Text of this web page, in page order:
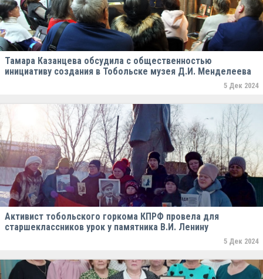
Тамара Казанцева обсудила с общественностью
инициативу создания в Тобольске музея Д.И. Менделеева
5 Дек 2024
Активист тобольского горкома КПРФ провела для
старшеклассников урок у памятника В.И. Ленину
5 Дек 2024